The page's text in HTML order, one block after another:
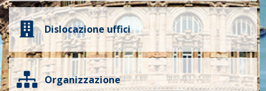
Dislocazione uffici
Organizzazione